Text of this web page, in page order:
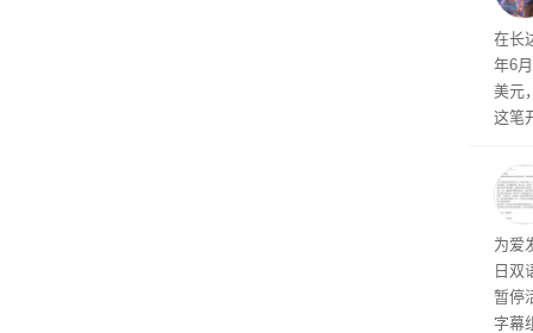
评
米，
上。
依
在长
年6
美元
这笔
称
器、
事
行官
容体
为爱
日双
暂停
字幕